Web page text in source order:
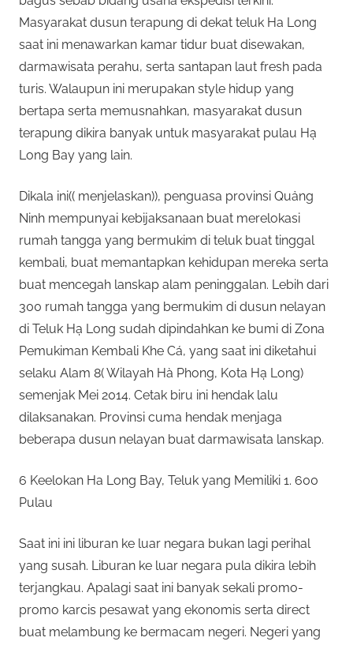
Masyarakat dusun terapung di dekat teluk Ha Long
saat ini menawarkan kamar tidur buat disewakan,
darmawisata perahu, serta santapan laut fresh pada
turis. Walaupun ini merupakan style hidup yang
bertapa serta memusnahkan, masyarakat dusun
terapung dikira banyak untuk masyarakat pulau Hạ
Long Bay yang lain.
Dikala ini(( menjelaskan)), penguasa provinsi Quảng
Ninh mempunyai kebijaksanaan buat merelokasi
rumah tangga yang bermukim di teluk buat tinggal
kembali, buat memantapkan kehidupan mereka serta
buat mencegah lanskap alam peninggalan. Lebih dari
300 rumah tangga yang bermukim di dusun nelayan
di Teluk Hạ Long sudah dipindahkan ke bumi di Zona
Pemukiman Kembali Khe Cá, yang saat ini diketahui
selaku Alam 8( Wilayah Hà Phong, Kota Hạ Long)
semenjak Mei 2014. Cetak biru ini hendak lalu
dilaksanakan. Provinsi cuma hendak menjaga
beberapa dusun nelayan buat darmawisata lanskap.
6 Keelokan Ha Long Bay, Teluk yang Memiliki 1. 600
Pulau
Saat ini ini liburan ke luar negara bukan lagi perihal
yang susah. Liburan ke luar negara pula dikira lebih
terjangkau. Apalagi saat ini banyak sekali promo-
promo karcis pesawat yang ekonomis serta direct
buat melambung ke bermacam negeri. Negeri yang